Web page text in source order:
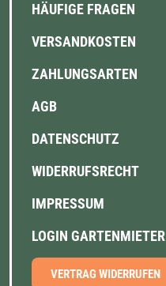
HÄUFIGE FRAGEN
VERSANDKOSTEN
ZAHLUNGSARTEN
AGB
DATENSCHUTZ
WIDERRUFSRECHT
IMPRESSUM
LOGIN GARTENMIETER
VERTRAG WIDERRUFEN